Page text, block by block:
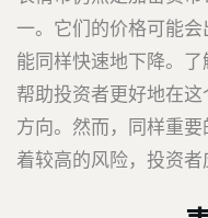
一。它们的价格可能
能同样快速地下降。
帮助投资者更好地在
方向。然而，同样重
着较高的风险，投资者